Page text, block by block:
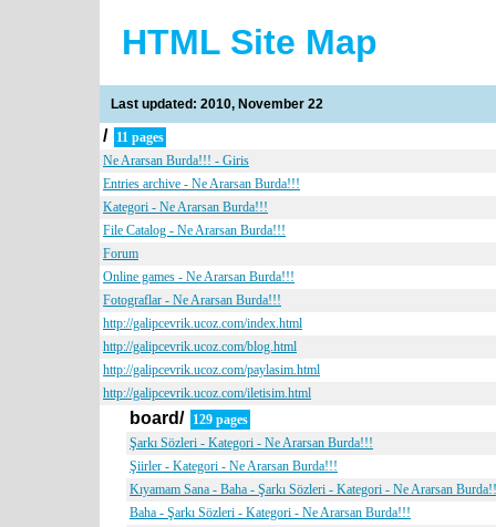
HTML Site Map
Last updated: 2010, November 22
/ 11 pages
Ne Ararsan Burda!!! - Giris
Entries archive - Ne Ararsan Burda!!!
Kategori - Ne Ararsan Burda!!!
File Catalog - Ne Ararsan Burda!!!
Forum
Online games - Ne Ararsan Burda!!!
Fotograflar - Ne Ararsan Burda!!!
http://galipcevrik.ucoz.com/index.html
http://galipcevrik.ucoz.com/blog.html
http://galipcevrik.ucoz.com/paylasim.html
http://galipcevrik.ucoz.com/iletisim.html
board/ 129 pages
Şarkı Sözleri - Kategori - Ne Ararsan Burda!!!
Şiirler - Kategori - Ne Ararsan Burda!!!
Kıyamam Sana - Baha - Şarkı Sözleri - Kategori - Ne Ararsan
Baha - Şarkı Sözleri - Kategori - Ne Ararsan Burda!!!